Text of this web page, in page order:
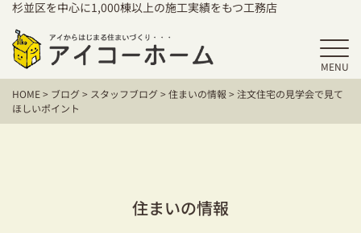
杉並区を中心に1,000棟以上の施工実績をもつ工務店
MENU
HOME
保証／アフターサポート
HOME> ブログ> スタッフブログ>住まいの情報 >注文住宅の見学会で見て
ほしいポイント
住まいの情報